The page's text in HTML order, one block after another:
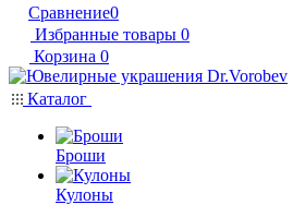
Сравнение0
Избранные товары 0
Корзина 0
Каталог
Броши
Кулоны